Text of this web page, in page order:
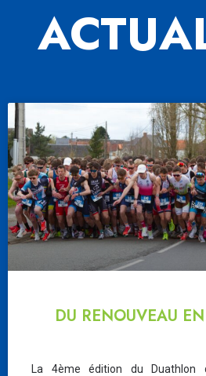
DU RENOUVEAU
La 4ème édition du Duathlon
A
G
E
P
A
G
E
P
A
G
E
P
A
G
E